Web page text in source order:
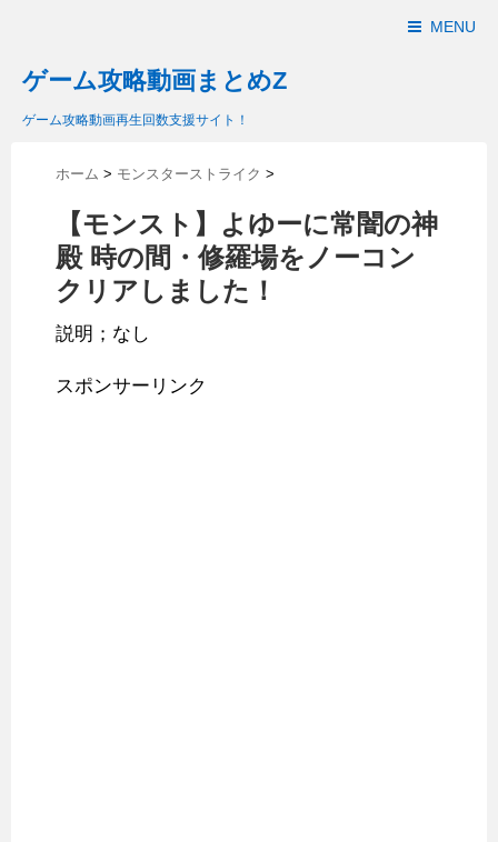
MENU
ゲーム攻略動画まとめZ
ゲーム攻略動画再生回数支援サイト！
ホーム > モンスターストライク >
【モンスト】よゆーに常闇の神
殿 時の間・修羅場をノーコン
クリアしました！
説明；なし
スポンサーリンク